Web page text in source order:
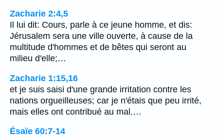
Zacharie 2:4,5
Il lui dit: Cours, parle à ce jeune homme, et dis:
Jérusalem sera une ville ouverte, à cause de la
multitude d'hommes et de bêtes qui seront au
milieu d'elle;…
Zacharie 1:15,16
et je suis saisi d'une grande irritation contre les
nations orgueilleuses; car je n'étais que peu irrité,
mais elles ont contribué au mal.…
Ésaïe 60:7-14